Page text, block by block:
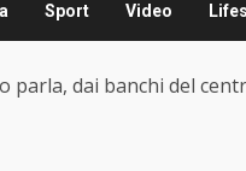
Sport Video
parla, dai banchi del